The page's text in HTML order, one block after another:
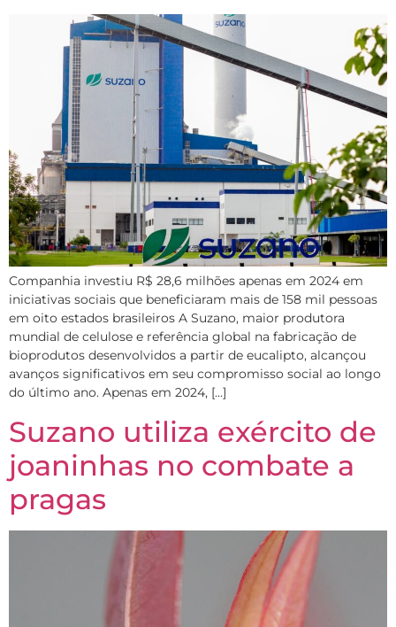
Companhia investiu R$ 28,6 milhões apenas em 2024 em
iniciativas sociais que beneficiaram mais de 158 mil pessoas
em oito estados brasileiros A Suzano, maior produtora
mundial de celulose e referência global na fabricação de
bioprodutos desenvolvidos a partir de eucalipto, alcançou
avanços significativos em seu compromisso social ao longo
do último ano. Apenas em 2024, […]
Suzano utiliza exército de
joaninhas no combate a
pragas